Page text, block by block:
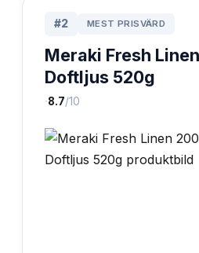
#2 MEST PRISVÄRD
Meraki Fresh
Doftljus 520g
·8.7/10